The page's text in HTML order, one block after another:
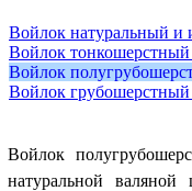
Войлок натуральный и
Войлок
Войлок
Войлок
Войлок
натуральной